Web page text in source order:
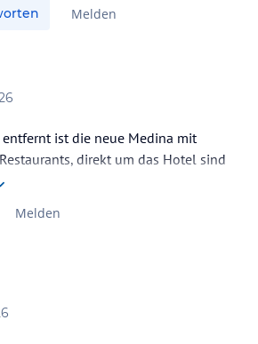
Melden
entfernt ist die neue Medina mit
direkt um das Hotel sind
Restaurants und Geschäfte...
Melden